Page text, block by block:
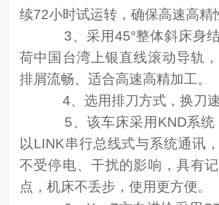
续72小时试运转，确保高速高精
3、采用45°整体斜床身
荷中国台湾上银直线滚动导轨
排屑流畅、适合高速高精加工。
4、选用排刀方式，换刀
5、该车床采用KND系统
以LINK串行总线式与系统通讯
不受停电、干扰的影响，具有
点，机床不丢步，使用更方便。